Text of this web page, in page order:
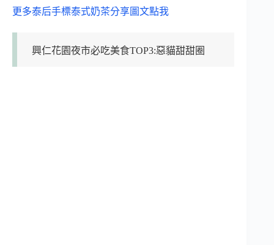
更多泰后手標泰式奶茶分享圖文點我
興仁花園夜市必吃美食TOP3:惡貓甜甜圈